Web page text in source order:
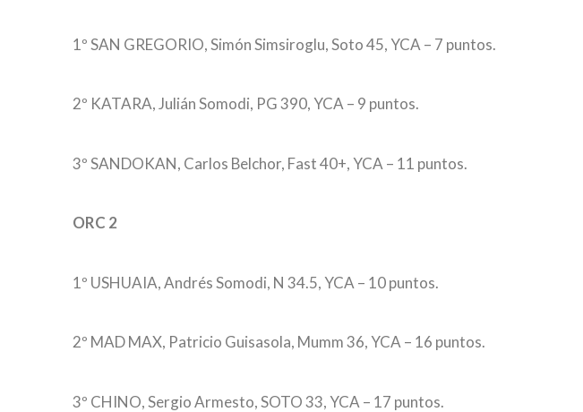
1º SAN GREGORIO, Simón Simsiroglu, Soto 45, YCA – 7 puntos.
2º KATARA, Julián Somodi, PG 390, YCA – 9 puntos.
3º SANDOKAN, Carlos Belchor, Fast 40+, YCA – 11 puntos.
ORC 2
1º USHUAIA, Andrés Somodi, N 34.5, YCA – 10 puntos.
2º MAD MAX, Patricio Guisasola, Mumm 36, YCA – 16 puntos.
3º CHINO, Sergio Armesto, SOTO 33, YCA – 17 puntos.